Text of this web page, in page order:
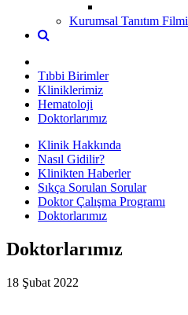
Kurumsal Tanıtım Filmi
Tıbbi Birimler
Kliniklerimiz
Hematoloji
Doktorlarımız
Klinik Hakkında
Nasıl Gidilir?
Klinikten Haberler
Sıkça Sorulan Sorular
Doktor Çalışma Programı
Doktorlarımız
Doktorlarımız
18 Şubat 2022